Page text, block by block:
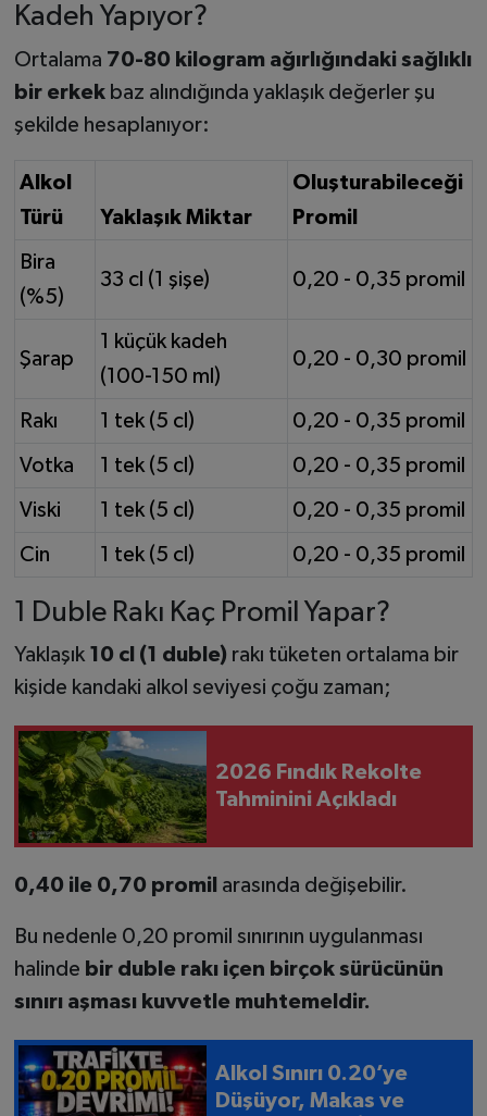
Kadeh Yapıyor?
Ortalama 70-80 kilogram ağırlığındaki sağlıklı
bir erkekbaz alındığında yaklaşık değerler şu
şekilde hesaplanıyor:
Alkol
Türü
Yaklaşık Miktar
Oluşturabileceği
Promil
Bira
(%5)
33 cl (1 şişe) 0,20 - 0,35 promil
Şarap
1 küçük kadeh
(100-150 ml)
0,20 - 0,30 promil
Rakı 1 tek (5 cl) 0,20 - 0,35 promil
Votka 1 tek (5 cl) 0,20 - 0,35 promil
Viski 1 tek (5 cl) 0,20 - 0,35 promil
Cin 1 tek (5 cl) 0,20 - 0,35 promil
1 Duble Rakı Kaç Promil Yapar?
Yaklaşık 10 cl (1 duble) rakı tüketen ortalama bir
kişide kandaki alkol seviyesi çoğu zaman;
2026 Fındık Rekolte
Tahminini Açıkladı
0,40 ile 0,70 promil arasında değişebilir.
Bu nedenle 0,20 promil sınırının uygulanması
halinde bir duble rakı içen birçok sürücünün
sınırı aşması kuvvetle muhtemeldir.
Alkol Sınırı 0.20’ye
Düşüyor, Makas ve